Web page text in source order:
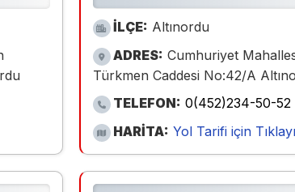
İLÇE: Altınordu
ADRES: Cumhuriyet
Türkmen Caddesi No:42/A
TELEFON: 0(452)234-50-52
HARİTA: Yol Tarifi için